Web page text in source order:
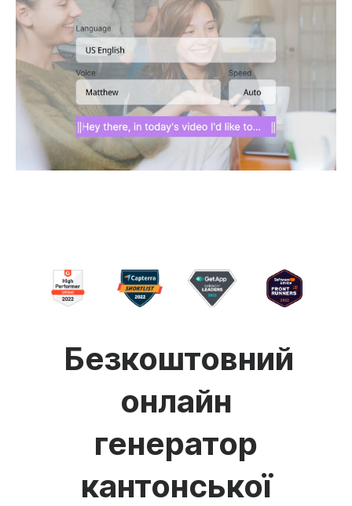
Безкоштовний
онлайн
генератор
кантонської